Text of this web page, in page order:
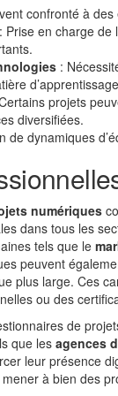
confronté à
: Prise en charge
:
projets
diversifiées.
de dynamiques
numériques
dans tous les
tels que le
peuvent
plus large. Ces
ou des
de
que les agences
leur présence
à bien des